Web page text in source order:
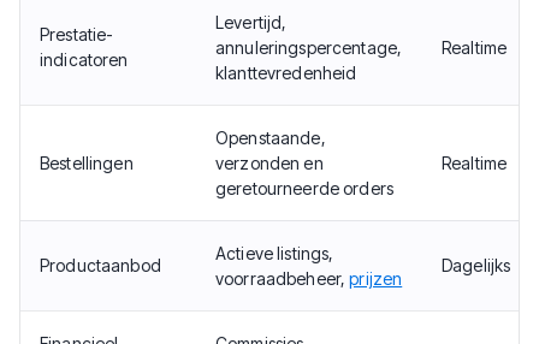
Prestatie-
indicatoren
Levertijd,
annuleringspercentage,
klanttevredenheid
Realtime
Bestellingen
Openstaande,
verzonden en
geretourneerde orders
Realtime
Productaanbod
Actieve listings,
voorraadbeheer,prijzen
Dagelijks